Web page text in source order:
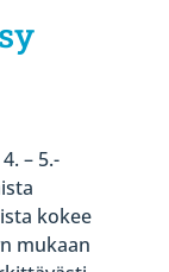
– 5.-
kokee
mukaan